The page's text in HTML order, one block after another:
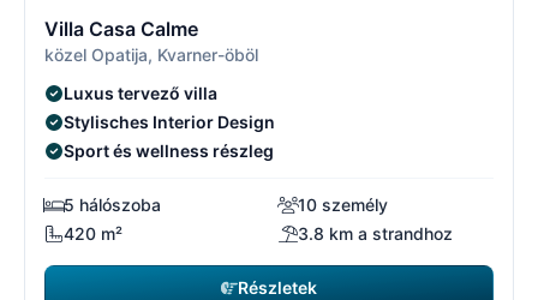
Villa Casa Calme
közel Opatija, Kvarner-öböl
Luxus tervező villa
Stylisches Interior Design
Sport és wellness részleg
5 hálószoba
10 személy
420 m²
3.8 km a strandhoz
Részletek